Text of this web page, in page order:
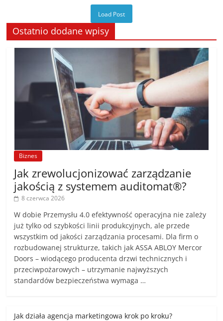
Load Post
Ostatnio dodane wpisy
Biznes
Jak zrewolucjonizować zarządzanie
jakością z systemem auditomat®?
8 czerwca 2026
W dobie Przemysłu 4.0 efektywność operacyjna nie zależy
już tylko od szybkości linii produkcyjnych, ale przede
wszystkim od jakości zarządzania procesami. Dla firm o
rozbudowanej strukturze, takich jak ASSA ABLOY Mercor
Doors – wiodącego producenta drzwi technicznych i
przeciwpożarowych – utrzymanie najwyższych
standardów bezpieczeństwa wymaga …
Jak działa agencja marketingowa krok po kroku?